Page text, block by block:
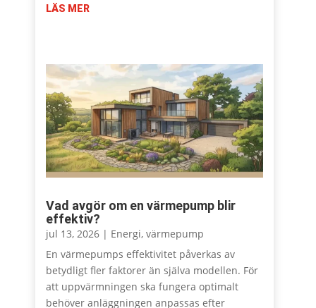
LÄS MER
Vad avgör om en värmepump blir
effektiv?
jul 13, 2026| Energi, värmepump
En värmepumps effektivitet påverkas av
betydligt fler faktorer än själva modellen. För
att uppvärmningen ska fungera optimalt
behöver anläggningen anpassas efter